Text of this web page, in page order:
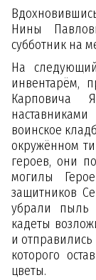
Нины
субботник на
На
инвентарём,
Карповича
воинское
окружённом
героев, они
могилы
защитников
убрали пыль
кадеты
и
которого
цветы.